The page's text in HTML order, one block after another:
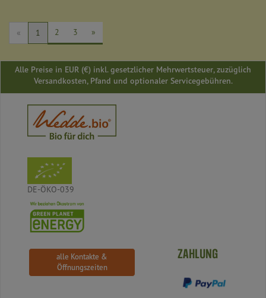
« 1 2 3 »
Alle Preise in EUR (€) inkl. gesetzlicher Mehrwertsteuer, zuzüglich
Versandkosten, Pfand und optionaler Servicegebühren.
DE-ÖKO-039
alle Kontakte &
Öffnungszeiten
ZAHLUNG